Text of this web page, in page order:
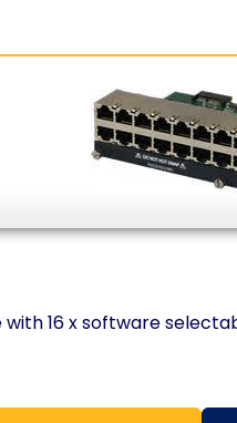
with 16 x software